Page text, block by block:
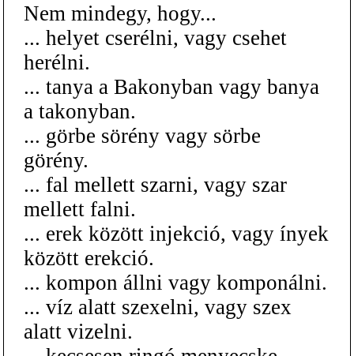
Nem mindegy, hogy...
... helyet cserélni, vagy csehet
herélni.
... tanya a Bakonyban vagy banya
a takonyban.
... görbe sörény vagy sörbe
görény.
... fal mellett szarni, vagy szar
mellett falni.
... erek között injekció, vagy ínyek
között erekció.
... kompon állni vagy komponálni.
... víz alatt szexelni, vagy szex
alatt vizelni.